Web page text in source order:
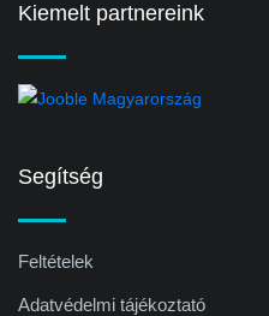
Kiemelt partnereink
Segítség
Feltételek
Adatvédelmi tájékoztató